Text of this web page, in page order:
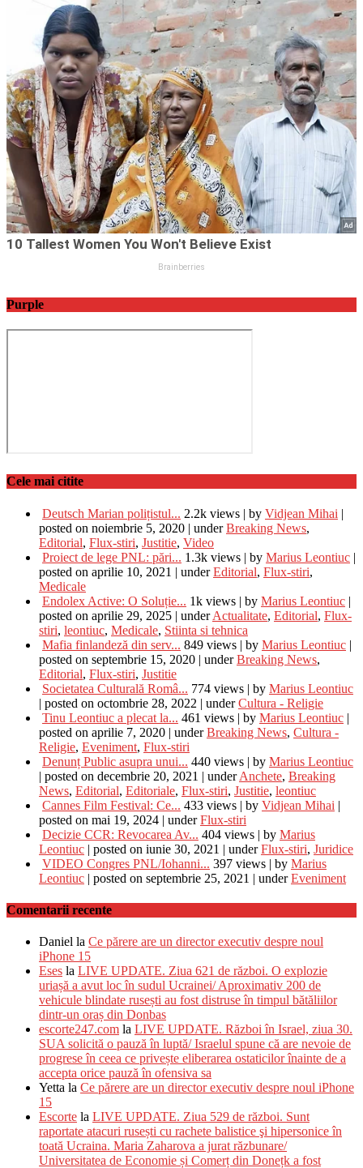
Purple
Cele mai citite
Deutsch Marian polițistul... 2.2k views | by Vidjean Mihai |
posted on noiembrie 5, 2020 | underBreaking News,
Editorial, Flux-stiri, Justitie, Video
Proiect de lege PNL: pări... 1.3k views | by Marius Leontiuc |
posted on aprilie 10, 2021 | underEditorial, Flux-stiri,
Medicale
Endolex Active: O Soluție... 1k views | by Marius Leontiuc |
posted on aprilie 29, 2025 | underActualitate, Editorial, Flux-
stiri, leontiuc, Medicale, Stiinta si tehnica
Mafia finlandeză din serv... 849 views | by Marius Leontiuc |
posted on septembrie 15, 2020 | underBreaking News,
Editorial, Flux-stiri, Justitie
Societatea Culturală Româ... 774 views | by Marius Leontiuc
| posted on octombrie 28, 2022 | underCultura - Religie
Tinu Leontiuc a plecat la... 461 views | by Marius Leontiuc |
posted on aprilie 7, 2020 | underBreaking News, Cultura -
Religie, Eveniment, Flux-stiri
Denunț Public asupra unui... 440 views | by Marius Leontiuc
| posted on decembrie 20, 2021 | underAnchete, Breaking
News, Editorial, Editoriale, Flux-stiri, Justitie, leontiuc
Cannes Film Festival: Ce... 433 views | by Vidjean Mihai |
posted on mai 19, 2024 | underFlux-stiri
Decizie CCR: Revocarea Av... 404 views | by Marius
Leontiuc | posted on iunie 30, 2021 | underFlux-stiri, Juridice
VIDEO Congres PNL/Iohanni... 397 views | by Marius
Leontiuc | posted on septembrie 25, 2021 | underEveniment
Comentarii recente
Daniel la Ce părere are un director executiv despre noul
iPhone 15
Eses la LIVE UPDATE. Ziua 621 de război. O explozie
uriașă a avut loc în sudul Ucrainei/ Aproximativ 200 de
vehicule blindate rusești au fost distruse în timpul bătăliilor
dintr-un oraș din Donbas
escorte247.com la LIVE UPDATE. Război în Israel, ziua 30.
SUA solicită o pauză în luptă/ Israelul spune că are nevoie de
progrese în ceea ce privește eliberarea ostaticilor înainte de a
accepta orice pauză în ofensiva sa
Yetta la Ce părere are un director executiv despre noul iPhone
15
Escorte la LIVE UPDATE. Ziua 529 de război. Sunt
raportate atacuri rusești cu rachete balistice şi hipersonice în
toată Ucraina. Maria Zaharova a jurat răzbunare/
Universitatea de Economie și Comerț din Donețk a fost